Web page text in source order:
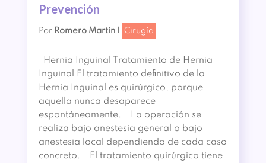
Prevención
Por Romero Martín| Cirugía
Hernia Inguinal Tratamiento de Hernia
Inguinal El tratamiento definitivo de la
Hernia Inguinal es quirúrgico, porque
aquella nunca desaparece
espontáneamente. La operación se
realiza bajo anestesia general o bajo
anestesia local dependiendo de cada caso
concreto. El tratamiento quirúrgico tiene